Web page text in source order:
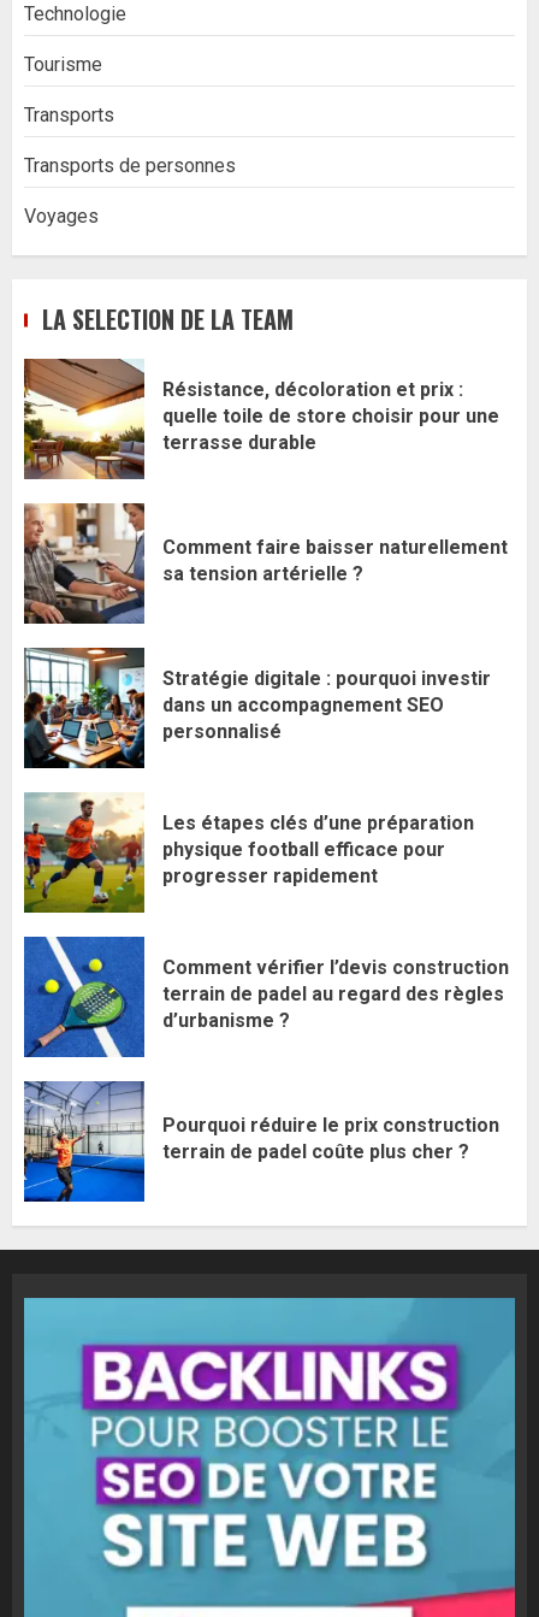
Technologie
Tourisme
Transports
Transports de personnes
Voyages
LA SELECTION DE LA TEAM
Résistance, décoloration et prix :
quelle toile de store choisir pour une
terrasse durable
Comment faire baisser naturellement
sa tension artérielle ?
Stratégie digitale : pourquoi investir
dans un accompagnement SEO
personnalisé
Les étapes clés d’une préparation
physique football efficace pour
progresser rapidement
Comment vérifier l’devis construction
terrain de padel au regard des règles
d’urbanisme ?
Pourquoi réduire le prix construction
terrain de padel coûte plus cher ?